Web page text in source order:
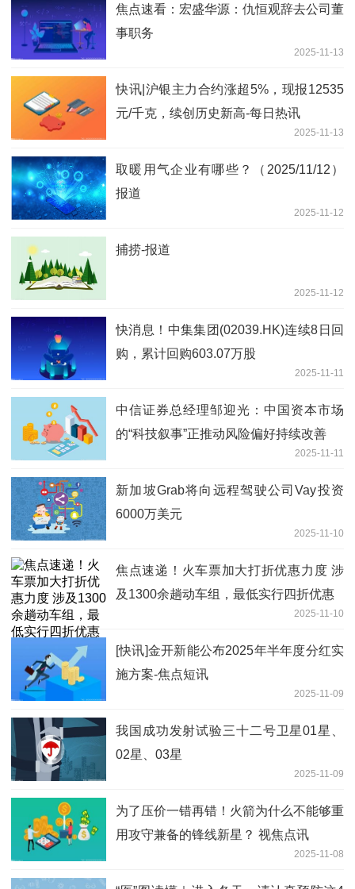
焦点速看：宏盛华源：仇恒观辞去公司董
事职务
2025-11-13
快讯|沪银主力合约涨超5%，现报12535
元/千克，续创历史新高-每日热讯
2025-11-13
取暖用气企业有哪些？（2025/11/12）
报道
2025-11-12
捕捞-报道
2025-11-12
快消息！中集集团(02039.HK)连续8日回
购，累计回购603.07万股
2025-11-11
中信证券总经理邹迎光：中国资本市场
的“科技叙事”正推动风险偏好持续改善
2025-11-11
新加坡Grab将向远程驾驶公司Vay投资
6000万美元
2025-11-10
焦点速递！火车票加大打折优惠力度 涉
及1300余趟动车组，最低实行四折优惠
2025-11-10
[快讯]金开新能公布2025年半年度分红实
施方案-焦点短讯
2025-11-09
我国成功发射试验三十二号卫星01星、
02星、03星
2025-11-09
为了压价一错再错！火箭为什么不能够重
用攻守兼备的锋线新星？ 视焦点讯
2025-11-08